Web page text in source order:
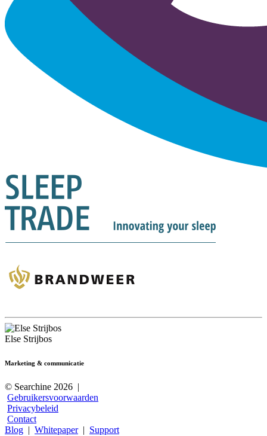
Else Strijbos
Marketing & communicatie
© Searchine 2026 |
Gebruikersvoorwaarden
Privacybeleid
Contact
Blog | Whitepaper| Support